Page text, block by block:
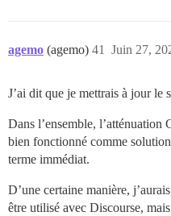
agemo (agemo) Juin 27,
41
J’ai dit que je mettrais à jour le
Dans l’ensemble,
bien fonctionné comme
terme immédiat.
D’une certaine manière,
être utilisé avec Discourse,